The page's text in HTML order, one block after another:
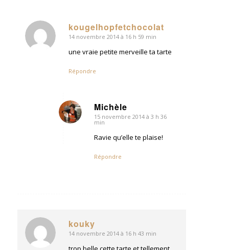
kougelhopfetchocolat
dit
:
14 novembre 2014 à 16 h 59 min
une vraie petite merveille ta tarte
Répondre
Michèle
dit
15 novembre 2014 à 3 h 36
min
Ravie qu’elle te plaise!
Répondre
kouky
dit
:
14 novembre 2014 à 16 h 43 min